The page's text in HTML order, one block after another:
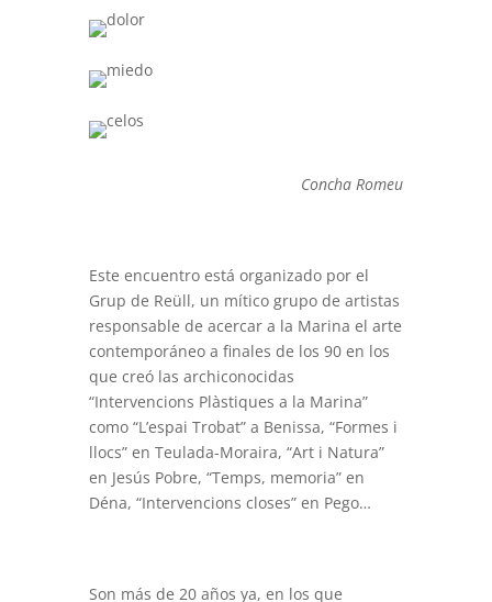
Concha Romeu
Este encuentro está organizado por el
Grup de Reüll, un mítico grupo de artistas
responsable de acercar a la Marina el arte
contemporáneo a finales de los 90 en los
que creó las archiconocidas
“Intervencions Plàstiques a la Marina”
como “L’espai Trobat” a Benissa, “Formes i
llocs” en Teulada-Moraira, “Art i Natura”
en Jesús Pobre, “Temps, memoria” en
Déna, “Intervencions closes” en Pego…
Son más de 20 años ya, en los que